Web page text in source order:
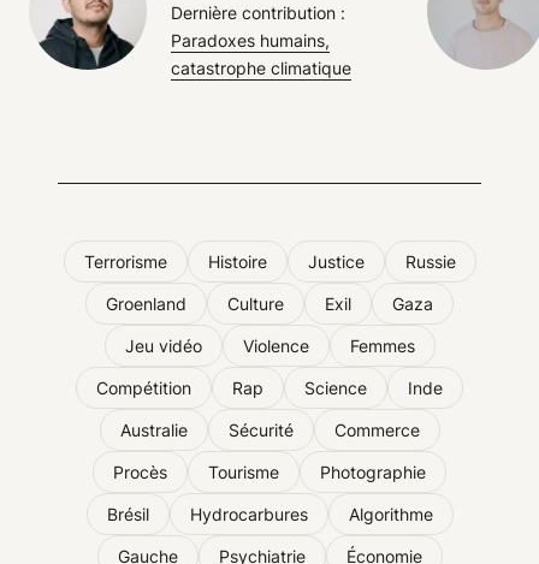
Dernière contribution :
Paradoxes humains,
catastrophe climatique
Terrorisme Histoire Justice Russie
Groenland Culture Exil Gaza
Jeu vidéo Violence Femmes
Compétition Rap Science Inde
Australie Sécurité Commerce
Procès Tourisme Photographie
Brésil Hydrocarbures Algorithme
Gauche Psychiatrie Économie